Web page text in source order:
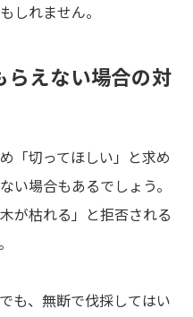
しれません。
らえない場合の対
「切ってほしい」と求め
い場合もあるでしょう。
が枯れる」と拒否される
も、無断で伐採してはい